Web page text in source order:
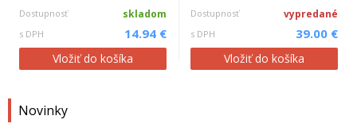
Dostupnosť skladom
s DPH 14.94 €
Vložiť do košíka
Dostupnosť vypredané
s DPH 39.00 €
Vložiť do košíka
Novinky